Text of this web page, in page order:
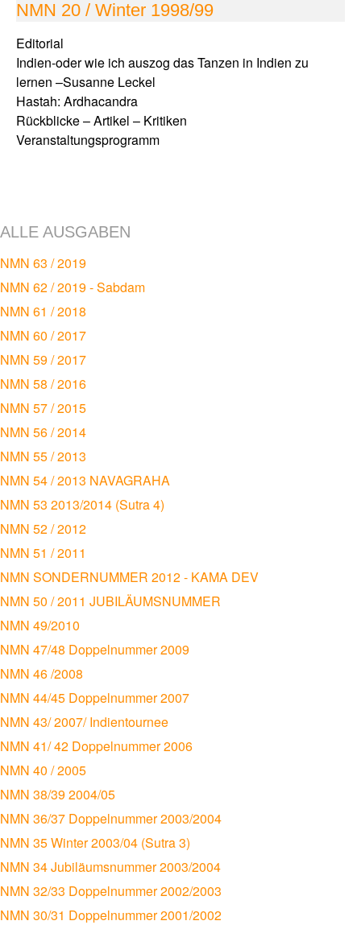
NMN 20 / Winter 1998/99
Editorial
Indien-oder wie ich auszog das Tanzen in Indien zu
lernen –Susanne Leckel
Hastah: Ardhacandra
Rückblicke – Artikel – Kritiken
Veranstaltungsprogramm
ALLE AUSGABEN
NMN 63 / 2019
NMN 62 / 2019 - Sabdam
NMN 61 / 2018
NMN 60 / 2017
NMN 59 / 2017
NMN 58 / 2016
NMN 57 / 2015
NMN 56 / 2014
NMN 55 / 2013
NMN 54 / 2013 NAVAGRAHA
NMN 53 2013/2014 (Sutra 4)
NMN 52 / 2012
NMN 51 / 2011
NMN SONDERNUMMER 2012 - KAMA DEV
NMN 50 / 2011 JUBILÄUMSNUMMER
NMN 49/2010
NMN 47/48 Doppelnummer 2009
NMN 46 /2008
NMN 44/45 Doppelnummer 2007
NMN 43/ 2007/ Indientournee
NMN 41/ 42 Doppelnummer 2006
NMN 40 / 2005
NMN 38/39 2004/05
NMN 36/37 Doppelnummer 2003/2004
NMN 35 Winter 2003/04 (Sutra 3)
NMN 34 Jubiläumsnummer 2003/2004
NMN 32/33 Doppelnummer 2002/2003
NMN 30/31 Doppelnummer 2001/2002